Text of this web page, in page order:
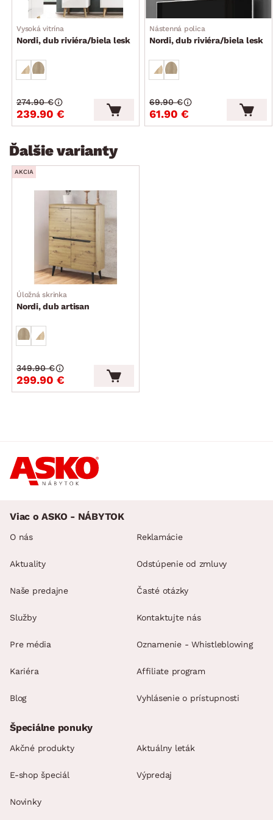
dodávané v demonte
Vysoká vitrína
Nordi, dub riviéra/biela lesk
239.90 €
274.90 €
Nástenná polica
Nordi, dub riviéra/biela lesk
61.90 €
69.90 €
Ďalšie varianty
AKCIA
Úložná skrinka
Nordi, dub artisan
299.90 €
349.90 €
Viac o ASKO - NÁBYTOK
O nás
Aktuality
Naše predajne
Služby
Pre média
Kariéra
Blog
Reklamácie
Odstúpenie od zmluvy
Časté otázky
Kontaktujte nás
Oznamenie - Whistleblowing
Affiliate program
Vyhlásenie o prístupnosti
Špeciálne ponuky
Akčné produkty Aktuálny leták
E-shop špeciál Výpredaj
Novinky